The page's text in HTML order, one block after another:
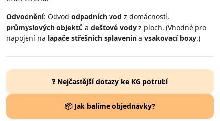
Odvodnění: Odvododpadních vod z domácností,
průmyslových objektů adešťové vody z ploch. (Vhodné pro
napojení na lapače střešních splavenin avsakovací boxy.)
❓ Nejčastější dotazy ke KG potrubí
📦 Jak balíme objednávky?